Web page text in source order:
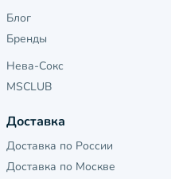
Блог
Бренды
Нева-Сокс
MSCLUB
Доставка
Доставка по России
Доставка по Москве